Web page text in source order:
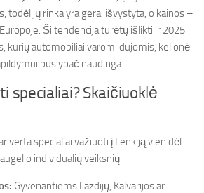
todėl jų rinka yra gerai išvystyta, o kainos –
Ši tendencija turėtų išlikti ir 2025
kurių automobiliai varomi dujomis, kelionė
bus ypač naudinga.
specialiai? Skaičiuoklė
verta specialiai važiuoti į Lenkiją vien dėl
individualių veiksnių:
Gyvenantiems Lazdijų, Kalvarijos ar